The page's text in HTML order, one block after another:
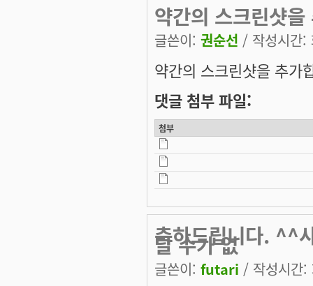
약간의 스크린샷
글쓴이: 권순선 / 작성시간
약간의 스크린샷을 추가
댓글 첨부 파일:
첨부
축하드립니다. ^^
달 수가 없
글쓴이: futari / 작성시간